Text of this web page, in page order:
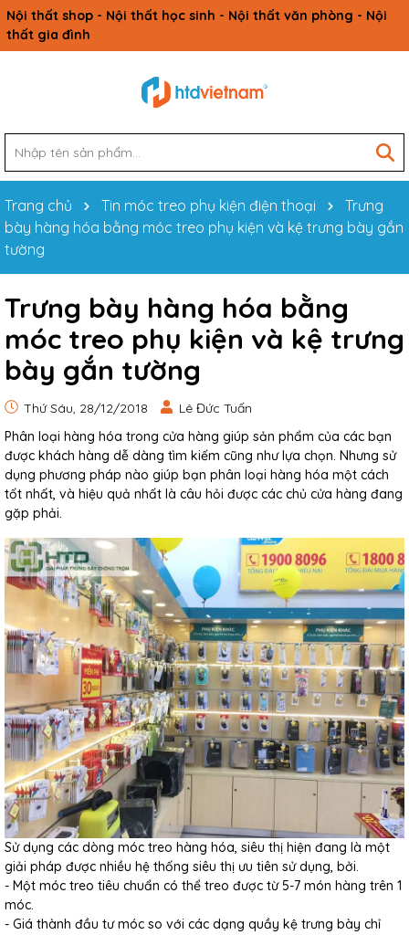
Nội thất shop - Nội thất học sinh - Nội thất văn phòng - Nội
thất gia đình
Trang chủ Tin móc treo phụ kiện điện thoại
Trưng
bày hàng hóa bằng móc treo phụ kiện và kệ trưng bày gắn
tường
Trưng bày hàng hóa bằng
móc treo phụ kiện và kệ trưng
bày gắn tường
Thứ Sáu, 28/12/2018
Lê Đức Tuấn
Phân loại hàng hóa trong cửa hàng giúp sản phẩm của các bạn
được khách hàng dễ dàng tìm kiếm cũng như lựa chọn. Nhưng sử
dụng phương pháp nào giúp bạn phân loại hàng hóa một cách
tốt nhất, và hiệu quả nhất là câu hỏi được các chủ cửa hàng đang
gặp phải.
Sử dụng các dòng móc treo hàng hóa, siêu thị hiện đang là một
giải pháp được nhiều hệ thống siêu thị ưu tiên sử dụng, bởi.
- Một móc treo tiêu chuẩn có thể treo được từ 5-7 món hàng trên 1
móc.
- Giá thành đầu tư móc so với các dạng quầy kệ trưng bày chỉ